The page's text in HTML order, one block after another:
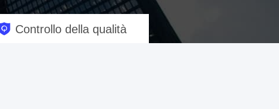
Controllo della qualità